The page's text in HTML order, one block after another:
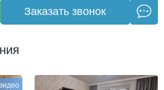
Заказать звонок